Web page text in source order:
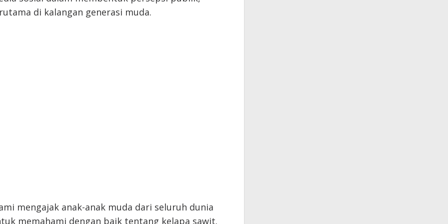
di kalangan generasi muda.
mengajak anak-anak muda dari seluruh dunia
memahami dengan baik tentang kelapa sawit.